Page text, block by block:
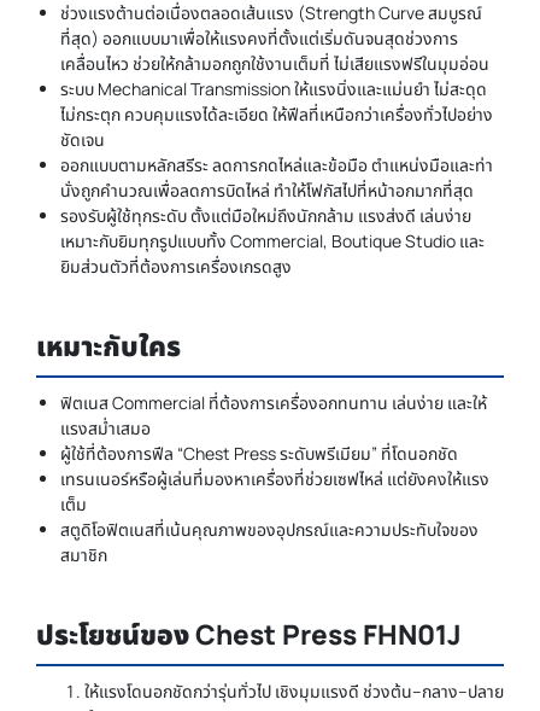
ช่วงแรงต้านต่อเนื่องตลอดเส้นแรง (Strength Curve สมบูรณ์
ที่สุด) ออกแบบมาเพื่อให้แรงคงที่ตั้งแต่เริ่มดันจนสุดช่วงการ
เคลื่อนไหว ช่วยให้กล้ามอกถูกใช้งานเต็มที่ ไม่เสียแรงฟรีในมุมอ่อน
ระบบ Mechanical Transmission ให้แรงนิ่งและแม่นยำ ไม่สะดุด
ไม่กระตุก ควบคุมแรงได้ละเอียด ให้ฟีลที่เหนือกว่าเครื่องทั่วไปอย่าง
ชัดเจน
ออกแบบตามหลักสรีระ ลดการกดไหล่และข้อมือ ตำแหน่งมือและท่า
นั่งถูกคำนวณเพื่อลดการบิดไหล่ ทำให้โฟกัสไปที่หน้าอกมากที่สุด
รองรับผู้ใช้ทุกระดับ ตั้งแต่มือใหม่ถึงนักกล้าม แรงส่งดี เล่นง่าย
เหมาะกับยิมทุกรูปแบบทั้ง Commercial, Boutique Studio และ
ยิมส่วนตัวที่ต้องการเครื่องเกรดสูง
เหมาะกับใคร
ฟิตเนส Commercial ที่ต้องการเครื่องอกทนทาน เล่นง่าย และให้
แรงสม่ำเสมอ
ผู้ใช้ที่ต้องการฟีล “Chest Press ระดับพรีเมียม” ที่โดนอกชัด
เทรนเนอร์หรือผู้เล่นที่มองหาเครื่องที่ช่วยเซฟไหล่ แต่ยังคงให้แรง
เต็ม
สตูดิโอฟิตเนสที่เน้นคุณภาพของอุปกรณ์และความประทับใจของ
สมาชิก
ประโยชน์ของ Chest Press FHN01J
ให้แรงโดนอกชัดกว่ารุ่นทั่วไป เชิงมุมแรงดี ช่วงต้น–กลาง–ปลาย